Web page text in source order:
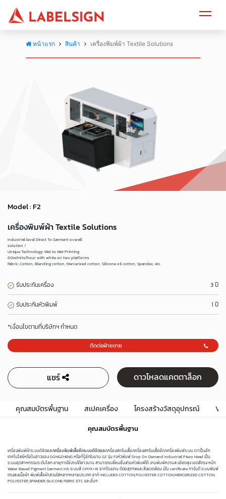
หน้าแรก สินค้า เครื่องพิมพ์ผ้า Textile Solutions
Model : F2
เครื่องพิมพ์ผ้า Textile Solutions
Industrial level Direct To Garment overall
solution！
Unique Technology: Wet to Wet Printing
60xshirts/hour with white on two platforms
Fabric: Cotton, Blending cotton, Mercerized cotton, Silicone oil cotton, Spandex, etc
รับประกันเครื่อง 3 ปี
รับประกันหัวพิมพ์ 1 ปี
*เงื่อนไขตามที่บริษัทฯ กำหนด
ติดต่อฝ่ายขาย
แชร์ ดาวโหลดแคตตาล็อก
คุณสมบัตรพื้นฐาน สเปคเครื่อง โครงสร้างวัสดุอุปกรณ์
คุณสมบัตรพื้นฐาน
เครื่องพิมพ์ผ้าระบบดิจิตอล/เครื่องพิมพ์เสื้อยืดระบบดิจิตอล/เครื่องสกรีนเสื้อ/เครื่องสกรีนเสื้อยืด/เครื่องพิมพ์ระบบ DTเป็นอีก
เทคโนโลยีหรือโนฮาวของ GONGZHENG หรือที่รู้จักในนาม GZ รุ่น F2หัวพิมพ์ Drop On Demand Industrial Piezo Head เป็น
ระบบอุตสาหกรรมระดับโลก อายุการใช้งานได้ยาวนาน สามารถเปลี่ยนชิ้นส่วนหัวพิมพ์ได้ งานพิมพ์ความละเอียดสูง เฉดสีตรง หมึก
Water Based Pigment Garment Ink ระบบสี CMYK+W จากโรงงาน ดีต่อสุภาพและสิ่งแวดล้อม มีใบ certificate การันตี ระบบพิมพ์
ตรงลงเนื้อผ้า พิมพ์เสื้อผ้าสวมใส่หลากหลายประเภท อาทิ INCLUDES COTTON,POLYESTER COTTON,MERCERIZED COTTON,
POLYESTER,SPANDER,SILICONE FIBRIC ETC และอื่นๆ